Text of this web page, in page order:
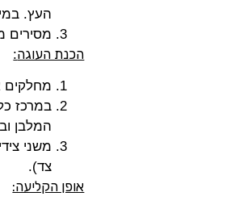
העץ.
מסירים
הכנת העוגה:
מחלקים את הבצק הקר ל-4
המלבן
צד).
אופן הקליעה: